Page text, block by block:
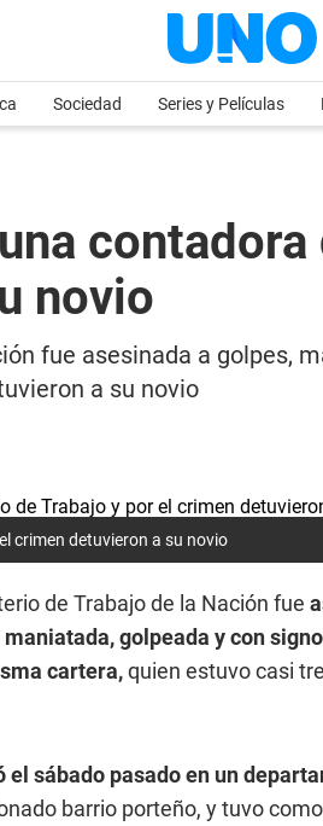
Sociedad Series y Películas
novio
fue asesinada a golpes,
a su novio
crimen detuvieron a su novio
de Trabajo de la Nación fue
maniatada, golpeada y con
cartera,quien estuvo casi
el sábado pasado en un
barrio porteño, y tuvo